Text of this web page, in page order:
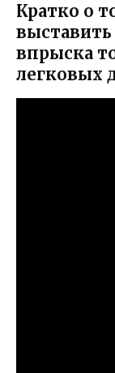
Кратко о
впрыска
легковых